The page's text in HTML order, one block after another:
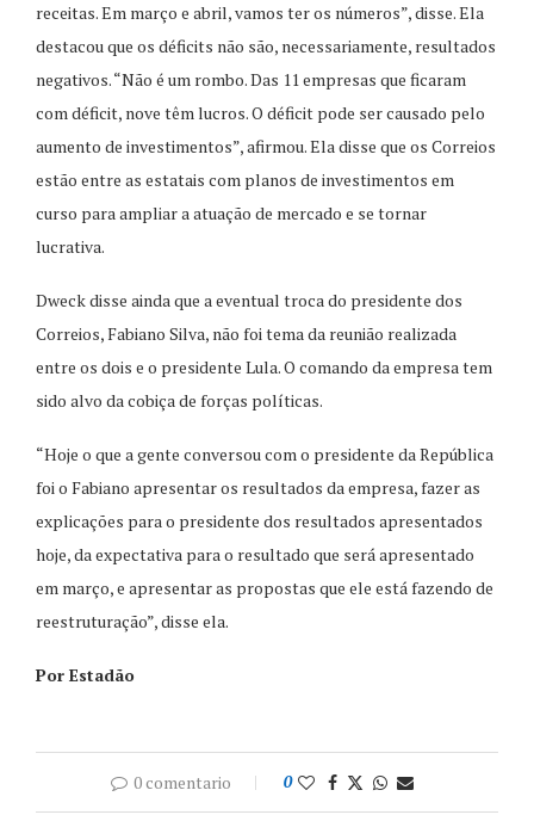
receitas. Em março e abril, vamos ter os números”, disse. Ela
destacou que os déficits não são, necessariamente, resultados
negativos. “Não é um rombo. Das 11 empresas que ficaram
com déficit, nove têm lucros. O déficit pode ser causado pelo
aumento de investimentos”, afirmou. Ela disse que os Correios
estão entre as estatais com planos de investimentos em
curso para ampliar a atuação de mercado e se tornar
lucrativa.
Dweck disse ainda que a eventual troca do presidente dos
Correios, Fabiano Silva, não foi tema da reunião realizada
entre os dois e o presidente Lula. O comando da empresa tem
sido alvo da cobiça de forças políticas.
“Hoje o que a gente conversou com o presidente da República
foi o Fabiano apresentar os resultados da empresa, fazer as
explicações para o presidente dos resultados apresentados
hoje, da expectativa para o resultado que será apresentado
em março, e apresentar as propostas que ele está fazendo de
reestruturação”, disse ela.
Por Estadão
0 comentario 0